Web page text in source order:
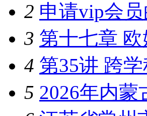
2 申请vip会
3 第十七章
4 第35讲 跨
5 2026年内